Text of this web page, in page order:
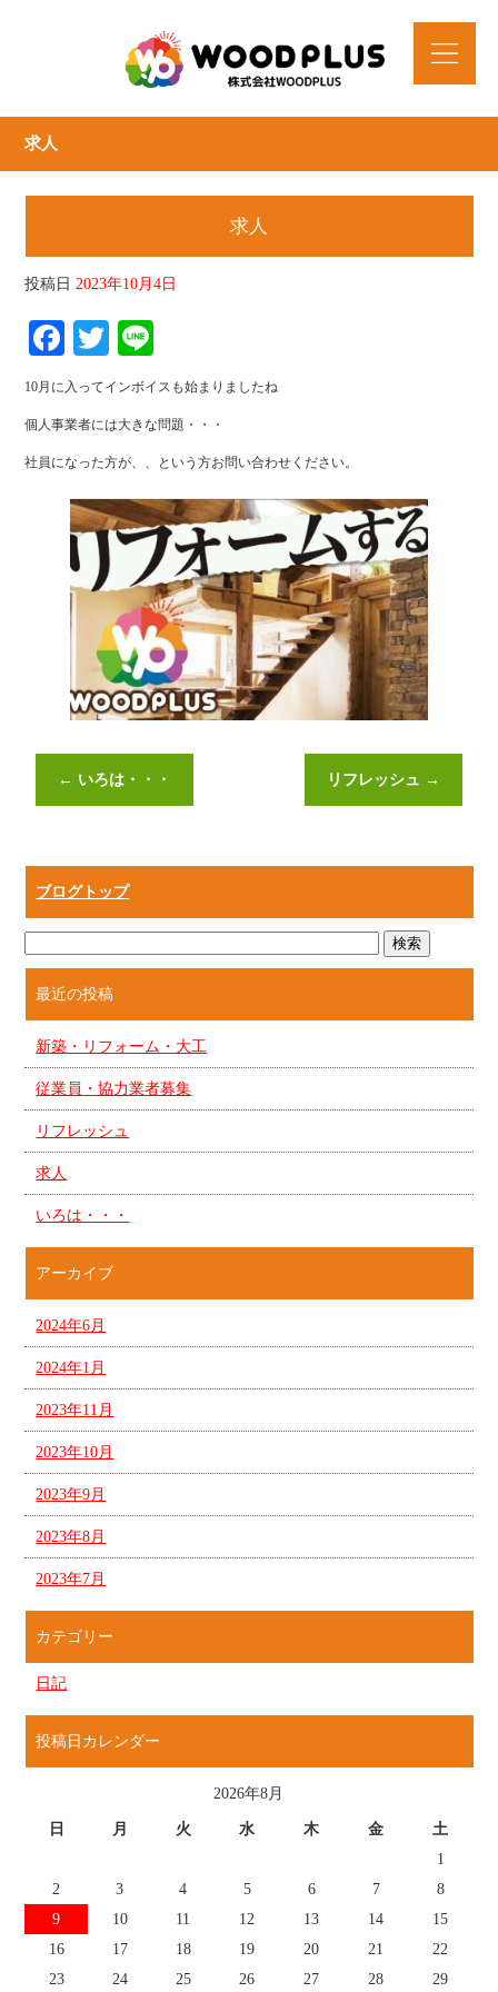
求人
求人
投稿日 2023年10月4日
Facebook
Twitter
10月に入ってインボイスも始まりましたね
個人事業者には大きな問題・・・
社員になった方が、、という方お問い合わせください。
← いろは・・・ リフレッシュ →
ブログトップ
最近の投稿
新築・リフォーム・大工
従業員・協力業者募集
リフレッシュ
求人
いろは・・・
アーカイブ
2024年6月
2024年1月
2023年11月
2023年10月
2023年9月
2023年8月
2023年7月
カテゴリー
日記
投稿日カレンダー
2026年8月
日 月 火 水 木 金
土
1
2
3 4 5 6 7
8
9
10 11 12 13 14
15
16
17 18 19 20 21
22
23
24 25 26 27 28 29